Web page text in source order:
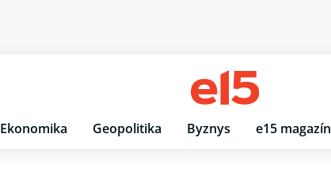
Ekonomika Geopolitika Byznys e15 magazín